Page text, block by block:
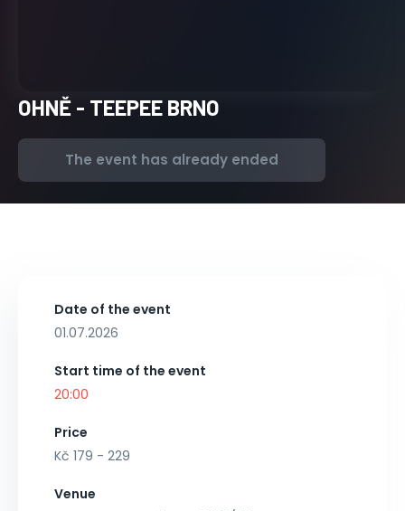
OHNĚ - TEEPEE BRNO
The event has already ended
Date of the event
01.07.2026
Start time of the event
20:00
Price
Kč 179 - 229
Venue